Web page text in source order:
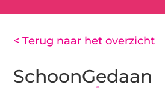
< Terug naar het overzicht
SchoonGedaan